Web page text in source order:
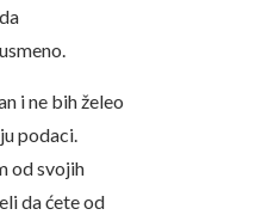
i ne bih želeo
podaci.
od svojih
da ćete od